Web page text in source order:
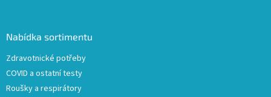
Nabídka sortimentu
Zdravotnické potřeby
COVID a ostatní testy
Roušky a respirátory